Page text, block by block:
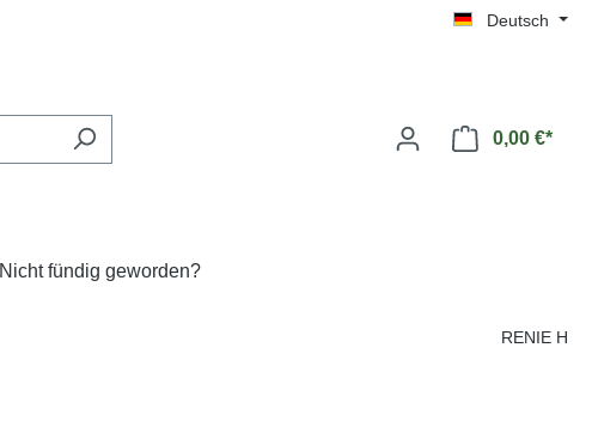
Deutsch
0,00 €*
Nicht fündig geworden?
RENIE H